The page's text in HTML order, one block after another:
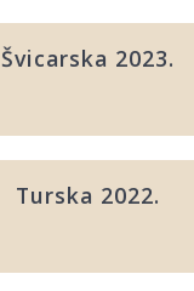
Švicarska 2023.
Turska 2022.